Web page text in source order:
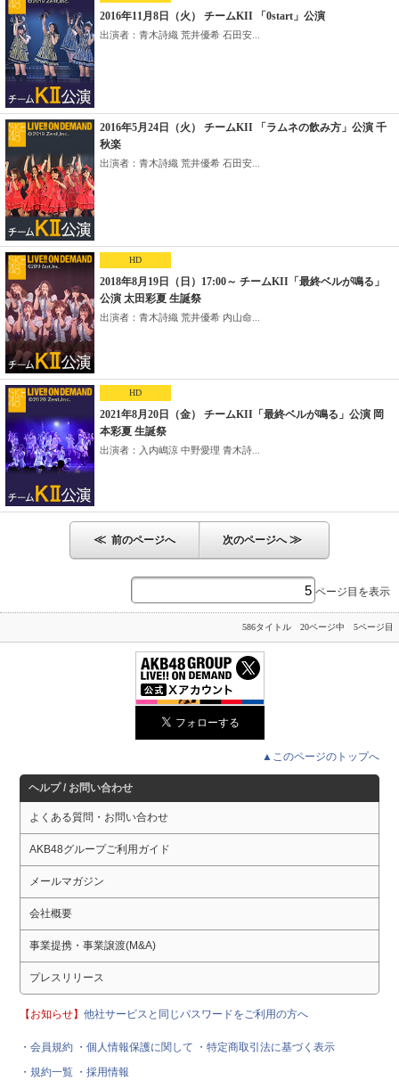
2016年11月8日（火） チームKII 「0start」公演
出演者：青木詩織 荒井優希 石田安...
2016年5月24日（火） チームKII 「ラムネの飲み方」公演 千
秋楽
出演者：青木詩織 荒井優希 石田安...
HD
2018年8月19日（日）17:00～ チームKII「最終ベルが鳴る」
公演 太田彩夏 生誕祭
出演者：青木詩織 荒井優希 内山命...
HD
2021年8月20日（金） チームKII「最終ベルが鳴る」公演 岡
本彩夏 生誕祭
出演者：入内嶋涼 中野愛理 青木詩...
≪ 前のページへ 次のページへ≫
ページ目を表示
586タイトル 20ページ中 5ページ目
▲このページのトップへ
ヘルプ / お問い合わせ
よくある質問・お問い合わせ
AKB48グループご利用ガイド
メールマガジン
会社概要
事業提携・事業譲渡(M&A)
プレスリリース
【お知らせ】他社サービスと同じパスワードをご利用の方へ
・会員規約 ・個人情報保護に関して
・特定商取引法に基づく表示
・規約一覧 ・採用情報